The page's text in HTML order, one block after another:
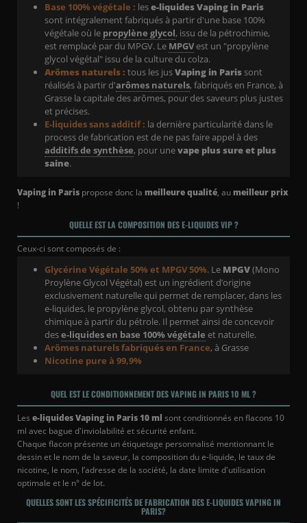
(3 avis)
Base 100% végétale : lese-liquides Vaping in Paris
sont intégralement fabriqués à partir d'une base 100%
végétale où le propylène glycol, issu de la pétrochimie,
est remplacé par du MPGV. Le MPGVest un "propylène
glycol végétal" issu de la culture du colza.
Arômes naturels : tous les jusVaping in Parissont
réalisés à partir d'arômes naturels, fabriqués en France, à
Grasse la capitale des arômes, pour des saveurs plus justes
et précises.
E-liquides sans additif : la dernière particularité dans le
process de fabrication est de ne pas faire appel à des
additifs de synthèse, pour unevape plus sure et plus
saine.
Vaping in Paris propose donc la meilleure qualité, au meilleur prix
!
QUELLE EST LA COMPOSITION DES E-LIQUIDES VIP ?
Ceux-ci sont composés de :
Glycérine Végétale 50% et MPGV 50%. Le MPGV(Mono
Proylène Glycol Végétal) est un ingrédient d’origine
exclusivement naturelle qui permet de remplacer, dans les
e-liquides, le propylène glycol, obtenu par synthèse
chimique à partir du pétrole. Il permet ainsi de concevoir
dese-liquides en base 100% végétale et naturelle.
Arômes naturels fabriqués en France, à Grasse
Nicotine pure à 99,9%
QUEL EST LE CONDITIONNEMENT DES VAPING IN PARIS 10 ML ?
Les e-liquides Vaping in Paris 10 ml sont conditionnés en flacons 10
ml avec bague d'inviolabilité et sécurité enfant.
Chaque flacon présente un étiquetage personnalisé mentionnant le
dessin et le nom de la saveur, la composition du e-liquide, le taux de
nicotine, le nom, l’adresse de la société, la date limite d'utilisation
optimale et le n° de lot.
QUELLES SONT LES SPÉCIFICITÉS DE FABRICATION DES E-LIQUIDES VAPING IN
PARIS?